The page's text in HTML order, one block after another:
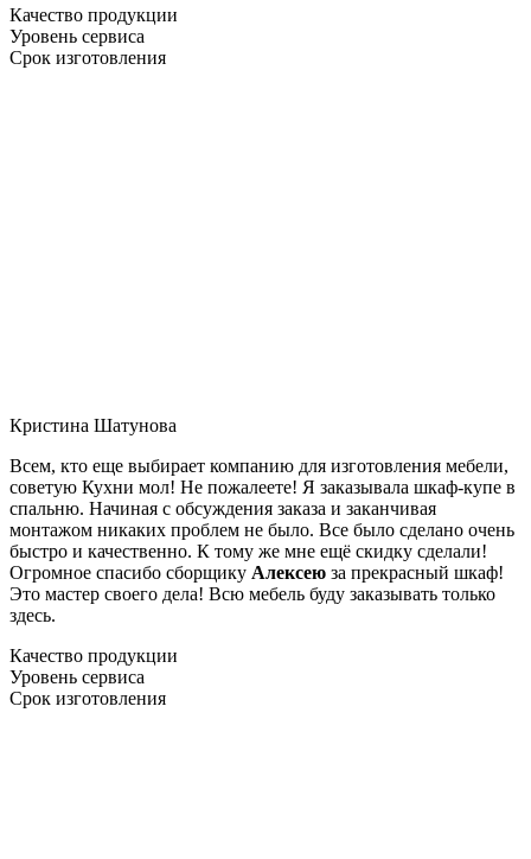
Качество продукции
Уровень сервиса
Срок изготовления
Кристина Шатунова
Всем, кто еще выбирает компанию для изготовления мебели,
советую Кухни мол! Не пожалеете! Я заказывала шкаф-купе в
спальню. Начиная с обсуждения заказа и заканчивая
монтажом никаких проблем не было. Все было сделано очень
быстро и качественно. К тому же мне ещё скидку сделали!
Огромное спасибо сборщику Алексею за прекрасный шкаф!
Это мастер своего дела! Всю мебель буду заказывать только
здесь.
Качество продукции
Уровень сервиса
Срок изготовления